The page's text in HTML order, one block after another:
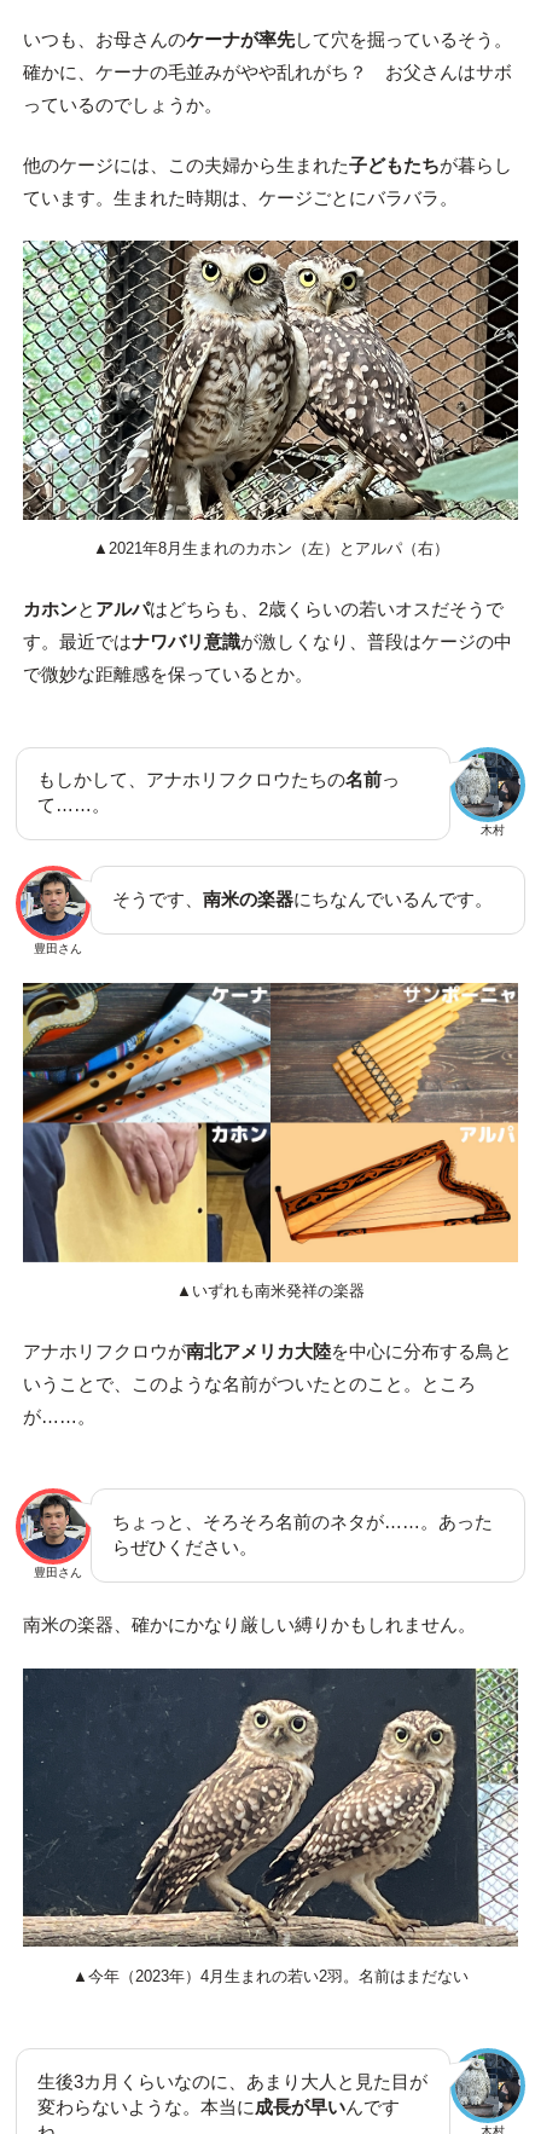
いつも、お母さんのケーナが率先して穴を掘っているそう。
確かに、ケーナの毛並みがやや乱れがち？ お父さんはサボ
っているのでしょうか。
他のケージには、この夫婦から生まれた子どもたちが暮らし
ています。生まれた時期は、ケージごとにバラバラ。
▲2021年8月生まれのカホン（左）とアルパ（右）
カホンと アルパはどちらも、2歳くらいの若いオスだそうで
す。最近ではナワバリ意識が激しくなり、普段はケージの中
で微妙な距離感を保っているとか。
木村
もしかして、アナホリフクロウたちの名前っ
て……。
豊田さん
そうです、南米の楽器にちなんでいるんです。
▲いずれも南米発祥の楽器
アナホリフクロウが南北アメリカ大陸を中心に分布する鳥と
いうことで、このような名前がついたとのこと。ところ
が……。
豊田さん
ちょっと、そろそろ名前のネタが……。あった
らぜひください。
南米の楽器、確かにかなり厳しい縛りかもしれません。
▲今年（2023年）4月生まれの若い2羽。名前はまだない
木村
生後3カ月くらいなのに、あまり大人と見た目が
変わらないような。本当に成長が早いんです